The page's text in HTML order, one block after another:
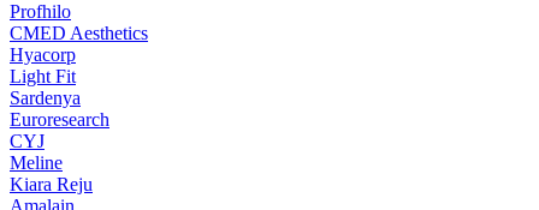
Profhilo
CMED Aesthetics
Hyacorp
Light Fit
Sardenya
Euroresearch
CYJ
Meline
Kiara Reju
Amalain